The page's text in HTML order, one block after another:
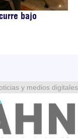
bajo
y medios digitales